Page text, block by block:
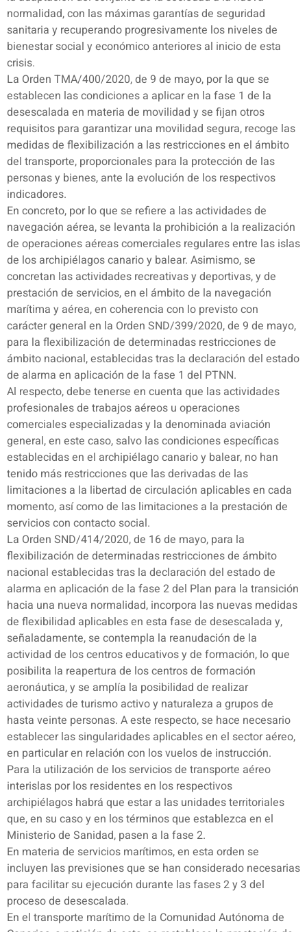
normalidad, con las máximas garantías de seguridad
sanitaria y recuperando progresivamente los niveles de
bienestar social y económico anteriores al inicio de esta
crisis.
La Orden TMA/400/2020, de 9 de mayo, por la que se
establecen las condiciones a aplicar en la fase 1 de la
desescalada en materia de movilidad y se fijan otros
requisitos para garantizar una movilidad segura, recoge las
medidas de flexibilización a las restricciones en el ámbito
del transporte, proporcionales para la protección de las
personas y bienes, ante la evolución de los respectivos
indicadores.
En concreto, por lo que se refiere a las actividades de
navegación aérea, se levanta la prohibición a la realización
de operaciones aéreas comerciales regulares entre las islas
de los archipiélagos canario y balear. Asimismo, se
concretan las actividades recreativas y deportivas, y de
prestación de servicios, en el ámbito de la navegación
marítima y aérea, en coherencia con lo previsto con
carácter general en la Orden SND/399/2020, de 9 de mayo,
para la flexibilización de determinadas restricciones de
ámbito nacional, establecidas tras la declaración del estado
de alarma en aplicación de la fase 1 del PTNN.
Al respecto, debe tenerse en cuenta que las actividades
profesionales de trabajos aéreos u operaciones
comerciales especializadas y la denominada aviación
general, en este caso, salvo las condiciones específicas
establecidas en el archipiélago canario y balear, no han
tenido más restricciones que las derivadas de las
limitaciones a la libertad de circulación aplicables en cada
momento, así como de las limitaciones a la prestación de
servicios con contacto social.
La Orden SND/414/2020, de 16 de mayo, para la
flexibilización de determinadas restricciones de ámbito
nacional establecidas tras la declaración del estado de
alarma en aplicación de la fase 2 del Plan para la transición
hacia una nueva normalidad, incorpora las nuevas medidas
de flexibilidad aplicables en esta fase de desescalada y,
señaladamente, se contempla la reanudación de la
actividad de los centros educativos y de formación, lo que
posibilita la reapertura de los centros de formación
aeronáutica, y se amplía la posibilidad de realizar
actividades de turismo activo y naturaleza a grupos de
hasta veinte personas. A este respecto, se hace necesario
establecer las singularidades aplicables en el sector aéreo,
en particular en relación con los vuelos de instrucción.
Para la utilización de los servicios de transporte aéreo
interislas por los residentes en los respectivos
archipiélagos habrá que estar a las unidades territoriales
que, en su caso y en los términos que establezca en el
Ministerio de Sanidad, pasen a la fase 2.
En materia de servicios marítimos, en esta orden se
incluyen las previsiones que se han considerado necesarias
para facilitar su ejecución durante las fases 2 y 3 del
proceso de desescalada.
En el transporte marítimo de la Comunidad Autónoma de